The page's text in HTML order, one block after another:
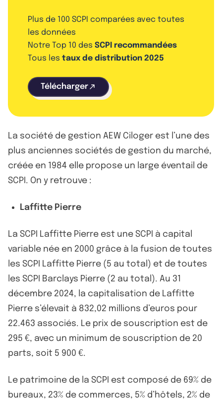
Plus de 100 SCPI comparées avec toutes
les données
Notre Top 10 des SCPI recommandées
Tous les taux de distribution 2025
Télécharger
La société de gestion AEW Ciloger est l’une des
plus anciennes sociétés de gestion du marché,
créée en 1984 elle propose un large éventail de
SCPI. On y retrouve :
Laffitte Pierre
La SCPI Laffitte Pierre est une SCPI à capital
variable née en 2000 grâce à la fusion de toutes
les SCPI Laffitte Pierre (5 au total) et de toutes
les SCPI Barclays Pierre (2 au total). Au 31
décembre 2024, la capitalisation de Laffitte
Pierre s’élevait à 832,02 millions d’euros pour
22.463 associés. Le prix de souscription est de
295 €, avec un minimum de souscription de 20
parts, soit 5 900 €.
Le patrimoine de la SCPI est composé de 69% de
bureaux, 23% de commerces, 5% d’hôtels, 2% de